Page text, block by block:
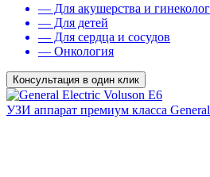
— Для акушерства и
— Для детей
— Для сердца и сосудов
— Онкология
Консультация в один клик
УЗИ аппарат премиум класса